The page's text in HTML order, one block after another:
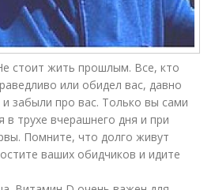
стоит жить прошлым. Все, кто
или обидел вас, давно
забыли про вас. Только вы сами
в трухе вчерашнего дня и при
Помните, что долго живут
ваших обидчиков и идите